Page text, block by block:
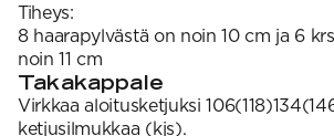
Tiheys:
8 haarapylvästä on noin 10 cm ja 6
noin 11 cm
Takakappale
Virkkaa aloitusketjuksi
ketjusilmukkaa (kjs).